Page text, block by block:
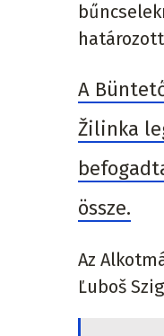
A
Žilinka
össze.
Az
Ľuboš